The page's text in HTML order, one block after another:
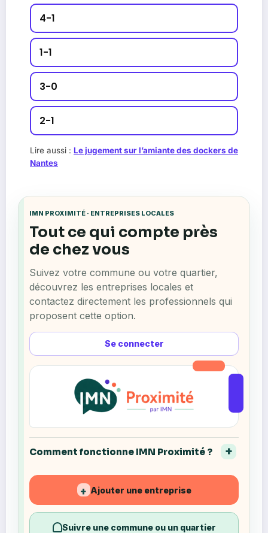
4-1
1-1
3-0
2-1
Lire aussi : Le jugement sur l’amiante des dockers de
Nantes
IMN PROXIMITÉ · ENTREPRISES LOCALES
Se connecter
Tout ce qui compte près
de chez vous
Suivez votre commune ou votre quartier,
découvrez les entreprises locales et
contactez directement les professionnels qui
proposent cette option.
Comment fonctionne IMN Proximité ?
+ Ajouter une entreprise
Suivre une commune ou un quartier